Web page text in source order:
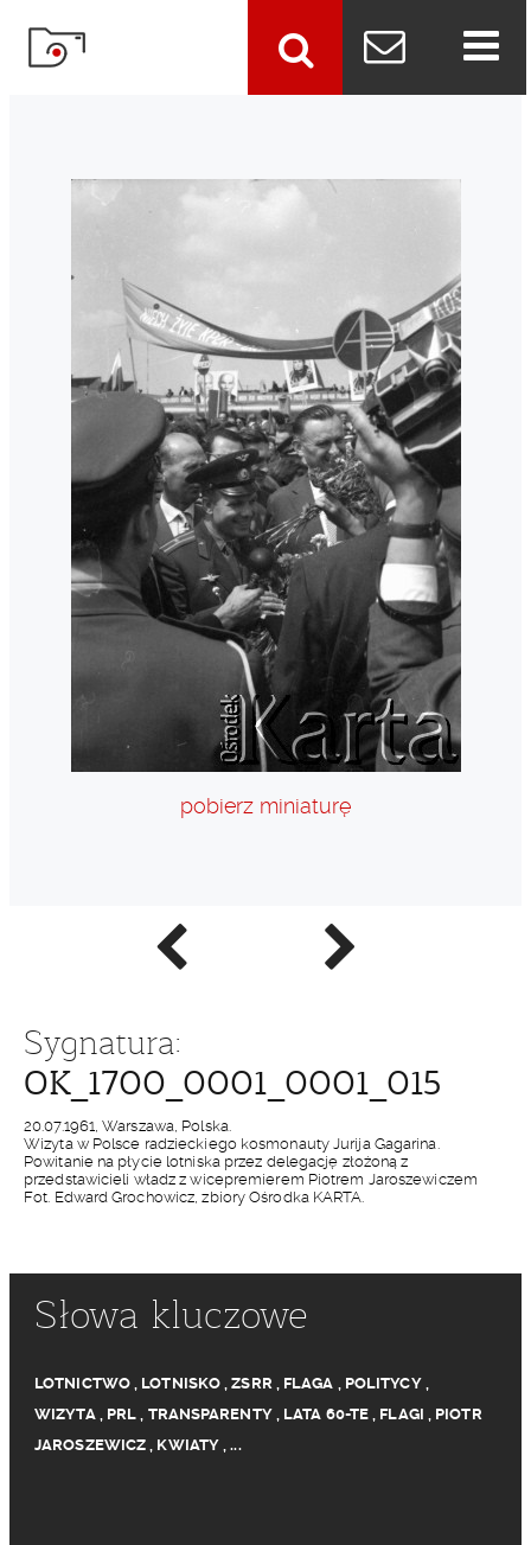
Poprzednie
zdjęcie
Następne
zdjęcie
pobierz miniaturę
Sygnatura:
OK_1700_0001_0001_015
20.07.1961, Warszawa, Polska.
Wizyta w Polsce radzieckiego kosmonauty Jurija Gagarina.
Powitanie na płycie lotniska przez delegację złożoną z
przedstawicieli władz z wicepremierem Piotrem Jaroszewiczem
Fot. Edward Grochowicz, zbiory Ośrodka KARTA.
Słowa kluczowe
LOTNICTWO, LOTNISKO ,ZSRR, FLAGA , POLITYCY,
WIZYTA, PRL , TRANSPARENTY, LATA 60-TE , FLAGI , PIOTR
JAROSZEWICZ , KWIATY ,...